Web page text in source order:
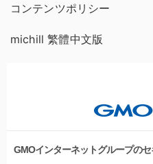
コンテンツポリシー
michill 繁體中文版
GMOインターネットグループの